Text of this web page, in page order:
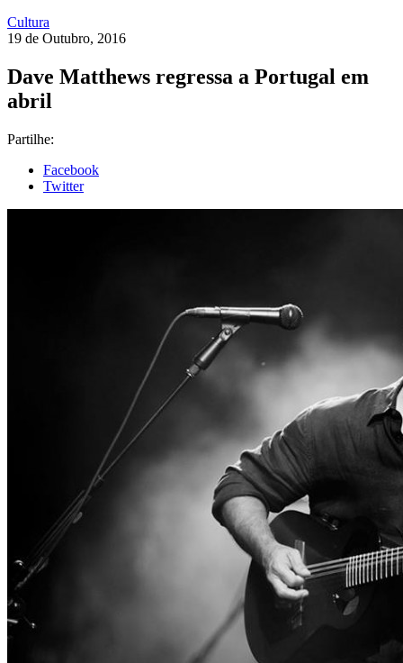
Cultura
19 de Outubro, 2016
Dave Matthews regressa a Portugal em
abril
Partilhe:
Facebook
Twitter